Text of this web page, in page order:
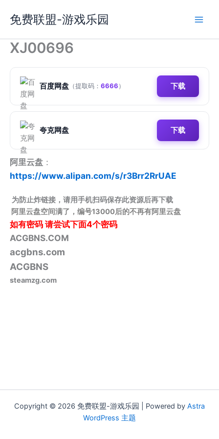
容
免费联盟-游戏乐园
XJ00696
百度网盘 （提取码： 6666） 下载
夸克网盘 下载
阿里云盘 ：
https://www.alipan.com/s/r3Brr2RrUAE
为防止炸链接，请用手机扫码保存此资源后再下载
阿里云盘空间满了，编号13000后的不再有阿里云盘
如有密码请尝试下面4个密码
ACGBNS.COM
acgbns.com
ACGBNS
steamzg.com
Copyright © 2026 免费联盟-游戏乐园 | Powered by Astra
WordPress 主题